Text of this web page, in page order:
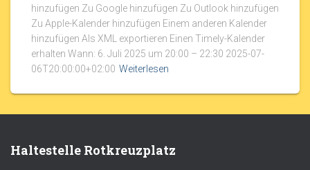
hinzufügen Zu Google hinzufügen Zu Outlook hinzufügen
Zu Apple-Kalender hinzufügen Einem anderen Kalender
hinzufügen Als XML exportieren Einen Timely-Kalender
erhalten Wann: 6. Juli 2025 um 20:00 – 22:30 2025-07-
06T20:00:00+02:00 Weiterlesen
Haltestelle Rotkreuzplatz